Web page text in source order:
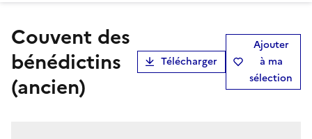
couvent des
bénédictins
(ancien)
Télécharger
Ajouter
à ma
sélection